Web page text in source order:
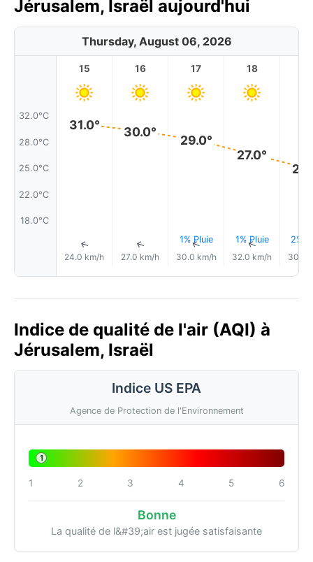
Jérusalem, Israël aujourd'hui
Thursday, August 06, 2026
32.0°C
28.0°C
25.0°C
22.0°C
18.0°C
15
31.0°
↑
24.0 km/h
16
30.0°
↑
27.0 km/h
17
29.0°
1% Pluie
↑
30.0 km/h
18
27.0°
1% Pluie
↑
32.0 km/h
2%
30.0
Indice de qualité de l'air (AQI) à
Jérusalem, Israël
Indice US EPA
Agence de Protection de l'Environnement
1
1 2 3 4 5 6
Bonne
La qualité de l&#39;air est jugée satisfaisante